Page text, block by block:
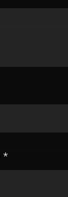
*